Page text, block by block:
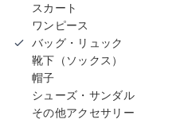
スカート
ワンピース
バッグ・リュック
靴下（ソックス）
帽子
シューズ・サンダル
その他アクセサリー